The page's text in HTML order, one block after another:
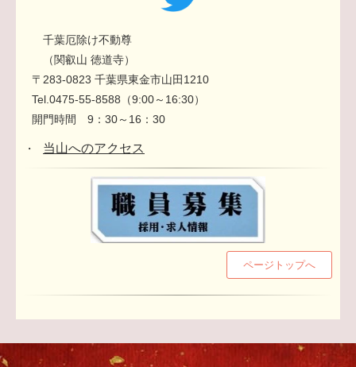
千葉厄除け不動尊
（関叡山 徳道寺）
〒283-0823 千葉県東金市山田1210
Tel.0475-55-8588（9:00～16:30）
開門時間 9：30～16：30
・ 当山へのアクセス
ページトップへ